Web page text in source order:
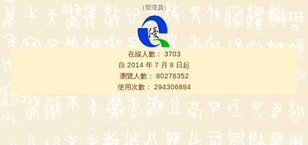
（管理員 ）
在線人數： 3703
自 2014 年 7 月 8 日起
瀏覽人數： 80276352
使用次數： 294306884